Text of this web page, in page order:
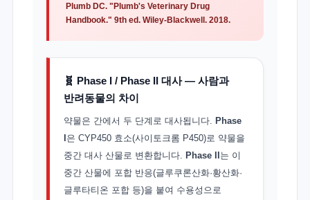
Plumb DC. "Plumb's Veterinary Drug
Handbook." 9th ed. Wiley-Blackwell. 2018.
🧬 Phase I / Phase II 대사 — 사람과
반려동물의 차이
약물은 간에서 두 단계로 대사됩니다. Phase
I은 CYP450 효소(사이토크롬 P450)로 약물을
중간 대사 산물로 변환합니다. Phase II는 이
중간 산물에 포합 반응(글루쿠론산화·황산화·
글루타티온 포합 등)을 붙여 수용성으로